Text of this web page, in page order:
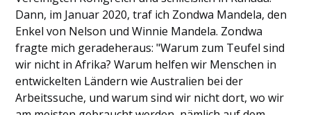
Dann, im Januar 2020, traf ich Zondwa Mandela, den
Enkel von Nelson und Winnie Mandela. Zondwa
fragte mich geradeheraus: "Warum zum Teufel sind
wir nicht in Afrika? Warum helfen wir Menschen in
entwickelten Ländern wie Australien bei der
Arbeitssuche, und warum sind wir nicht dort, wo wir